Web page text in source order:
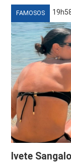
FAMOSOS
Ivete